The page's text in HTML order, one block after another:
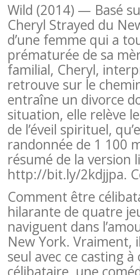
Wild (2014) — Basé
Cheryl Strayed du
d’une femme qui a
prématurée de sa
familial, Cheryl,
retrouve sur le
entraîne un divorce
situation, elle relève
de l’éveil spirituel,
randonnée de 1 100
résumé de la
http://bit.ly/2kdjjpa.
Comment être
hilarante de quatre
naviguent dans
New York. Vraiment,
seul avec ce casting
célibataire, une